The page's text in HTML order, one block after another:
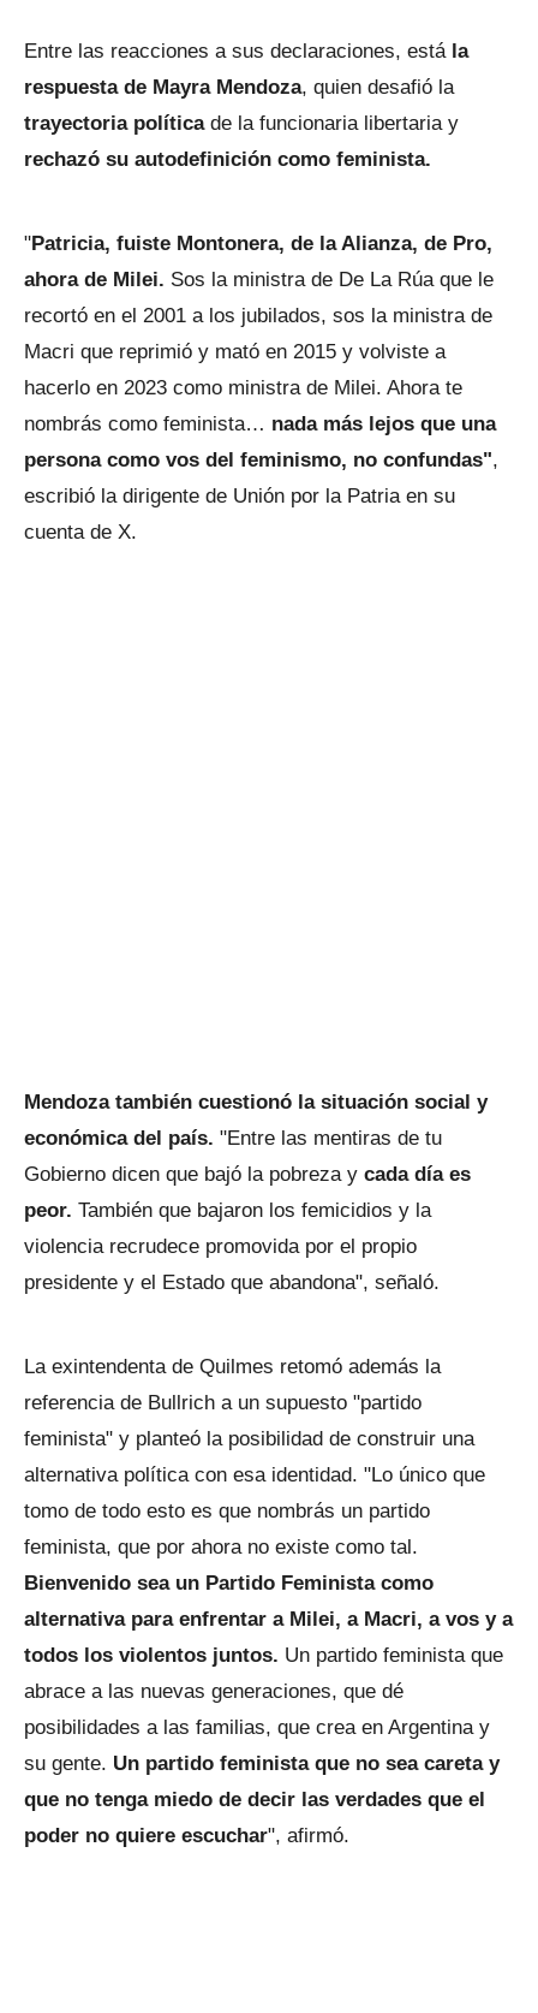
Entre las reacciones a sus declaraciones, estála
respuesta de Mayra Mendoza, quien desafió la
trayectoria política de la funcionaria libertaria y
rechazó su autodefinición como feminista.
"Patricia, fuiste Montonera, de la Alianza, de Pro,
ahora de Milei. Sos la ministra de De La Rúa que le
recortó en el 2001 a los jubilados, sos la ministra de
Macri que reprimió y mató en 2015 y volviste a
hacerlo en 2023 como ministra de Milei. Ahora te
nombrás como feminista… nada más lejos que una
persona como vos del feminismo, no confundas",
escribió la dirigente de Unión por la Patria en su
cuenta de X.
Mendoza también cuestionó la situación social y
económica del país. "Entre las mentiras de tu
Gobierno dicen que bajó la pobreza y cada día es
peor. También que bajaron los femicidios y la
violencia recrudece promovida por el propio
presidente y el Estado que abandona", señaló.
La exintendenta de Quilmes retomó además la
referencia de Bullrich a un supuesto "partido
feminista" y planteó la posibilidad de construir una
alternativa política con esa identidad. "Lo único que
tomo de todo esto es que nombrás un partido
feminista, que por ahora no existe como tal.
Bienvenido sea un Partido Feminista como
alternativa para enfrentar a Milei, a Macri, a vos y a
todos los violentos juntos. Un partido feminista que
abrace a las nuevas generaciones, que dé
posibilidades a las familias, que crea en Argentina y
su gente. Un partido feminista que no sea careta y
que no tenga miedo de decir las verdades que el
poder no quiere escuchar", afirmó.